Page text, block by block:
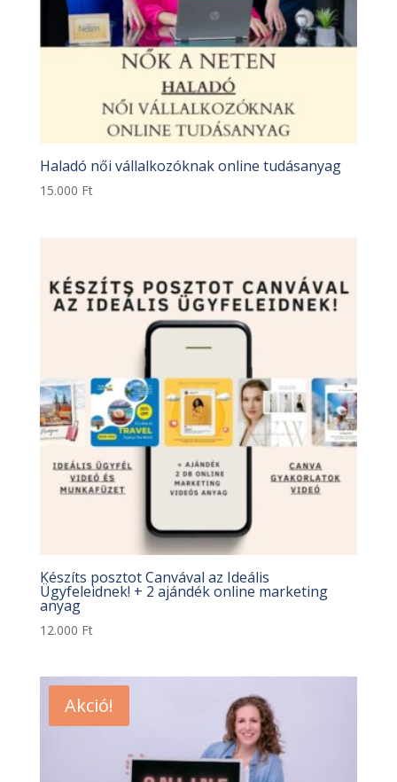
Haladó női vállalkozóknak online tudásanyag
15.000 Ft
Készíts posztot Canvával az Ideális
Ügyfeleidnek! + 2 ajándék online marketing
anyag
12.000 Ft
Akció!